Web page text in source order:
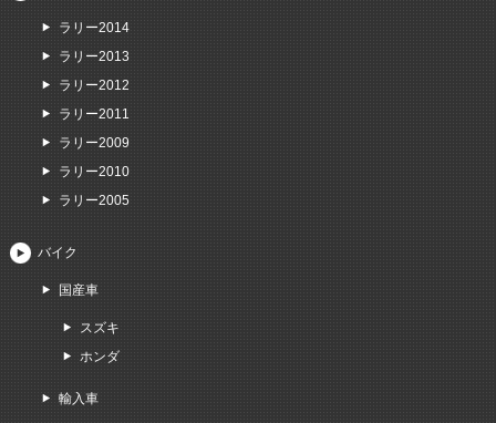
ラリー2014
ラリー2013
ラリー2012
ラリー2011
ラリー2009
ラリー2010
ラリー2005
バイク
国産車
スズキ
ホンダ
輸入車